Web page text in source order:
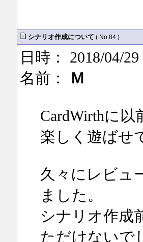
シナリオ作成について ( No.84 )
日時： 2018/04/29
名前：
Ｍ
CardWirthに
楽しく遊ばせ
久々にレビュ
ました。
シナリオ作成
ただけないで